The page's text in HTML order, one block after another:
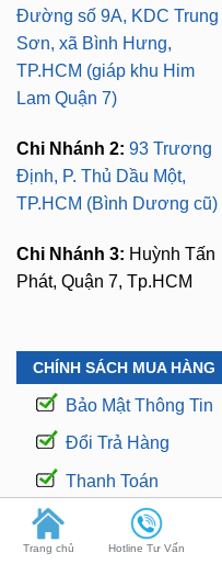
Đường số 9A, KDC Trung
Sơn, xã Bình Hưng,
TP.HCM (giáp khu Him
Lam Quận 7)
Chi Nhánh 2: 93 Trương
Định, P. Thủ Dầu Một,
TP.HCM (Bình Dương cũ)
Chi Nhánh 3: Huỳnh Tấn
Phát, Quận 7, Tp.HCM
CHÍNH SÁCH MUA HÀNG
Bảo Mật Thông Tin
Đổi Trả Hàng
Thanh Toán
Vận Chuyển
Bảo hành
Trang chủ Hotline Tư Vấn